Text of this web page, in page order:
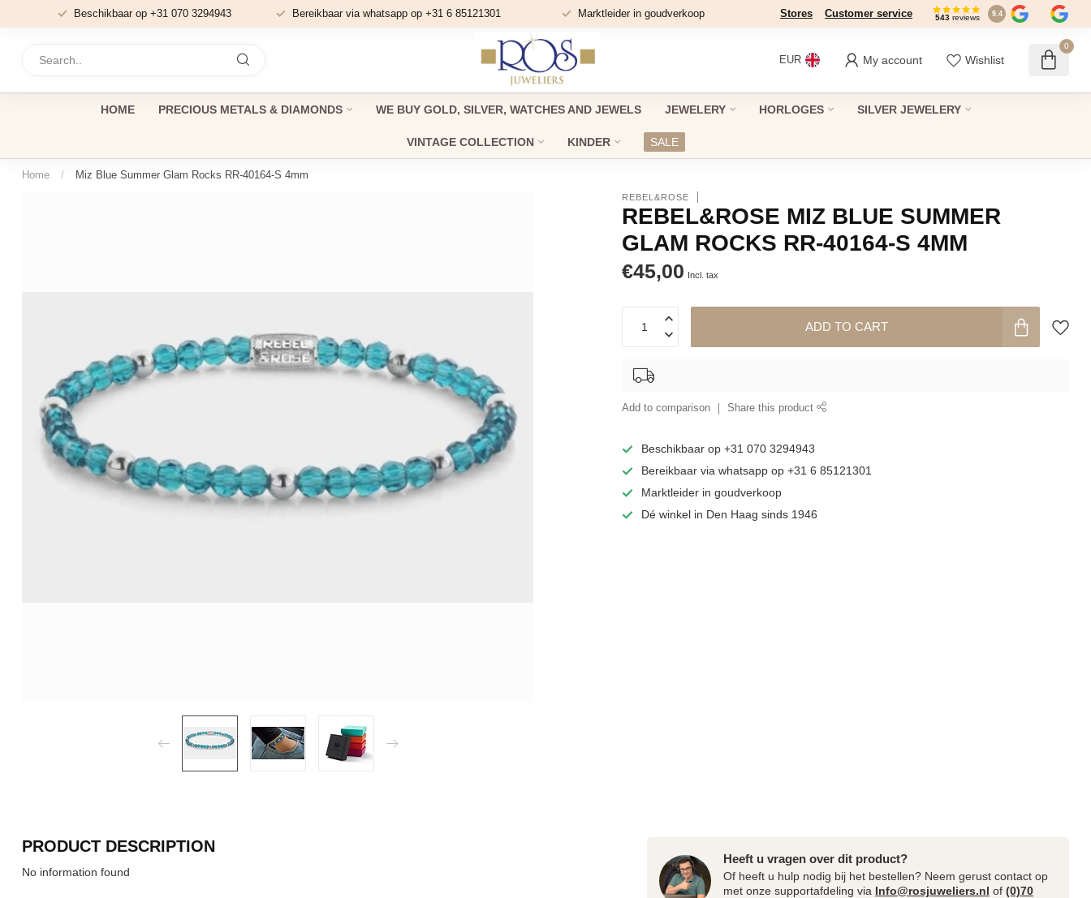
Beschikbaar op +31 070 3294943 Bereikbaar via whatsapp op +31 6 85121301 Marktleider in goudverkoop Dé winkel in Den Haag sinds 1946
Stores Customer service 543 reviews 9.4
EUR My account Wishlist
0
HOME PRECIOUS METALS & DIAMONDS WE BUY GOLD, SILVER, WATCHES AND JEWELS JEWELERY HORLOGES SILVER JEWELERY
VINTAGE COLLECTION KINDER SALE
Home / Miz Blue Summer Glam Rocks RR-40164-S 4mm
REBEL&ROSE
REBEL&ROSE MIZ BLUE SUMMER
GLAM ROCKS RR-40164-S 4MM
€45,00 Incl. tax
ADD TO CART
Add to comparison Share this product
Beschikbaar op +31 070 3294943
Bereikbaar via whatsapp op +31 6 85121301
Marktleider in goudverkoop
Dé winkel in Den Haag sinds 1946
PRODUCT DESCRIPTION
No information found
Heeft u vragen over dit product?
Of heeft u hulp nodig bij het bestellen? Neem gerust contact op
met onze supportafdeling via Info@rosjuweliers.nl of (0)70